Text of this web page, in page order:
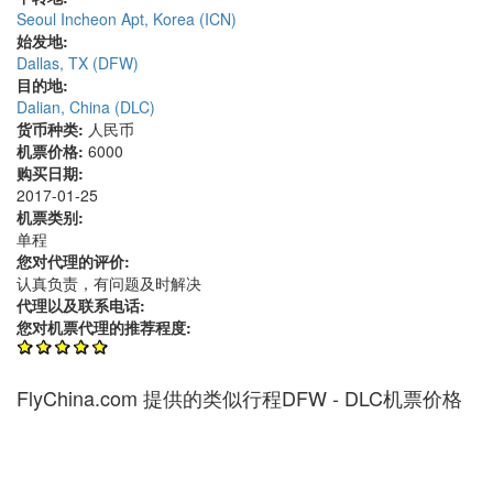
Seoul Incheon Apt, Korea (ICN)
始发地:
Dallas, TX (DFW)
目的地:
Dalian, China (DLC)
货币种类: 人民币
机票价格: 6000
购买日期:
2017-01-25
机票类别:
单程
您对代理的评价:
认真负责，有问题及时解决
代理以及联系电话:
您对机票代理的推荐程度:
FlyChina.com 提供的类似行程DFW - DLC机票价格